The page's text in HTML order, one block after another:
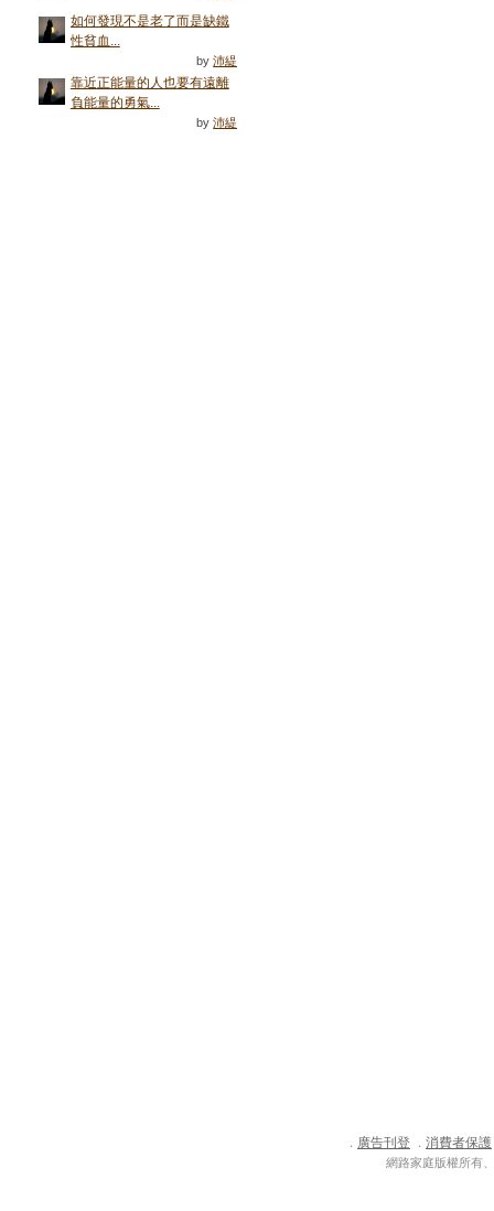
如何發現不是老了而是缺鐵
性貧血...
by沛緹
靠近正能量的人也要有遠離
負能量的勇氣...
by沛緹
． 廣告刊登 ． 消費者保護
網路家庭版權所有